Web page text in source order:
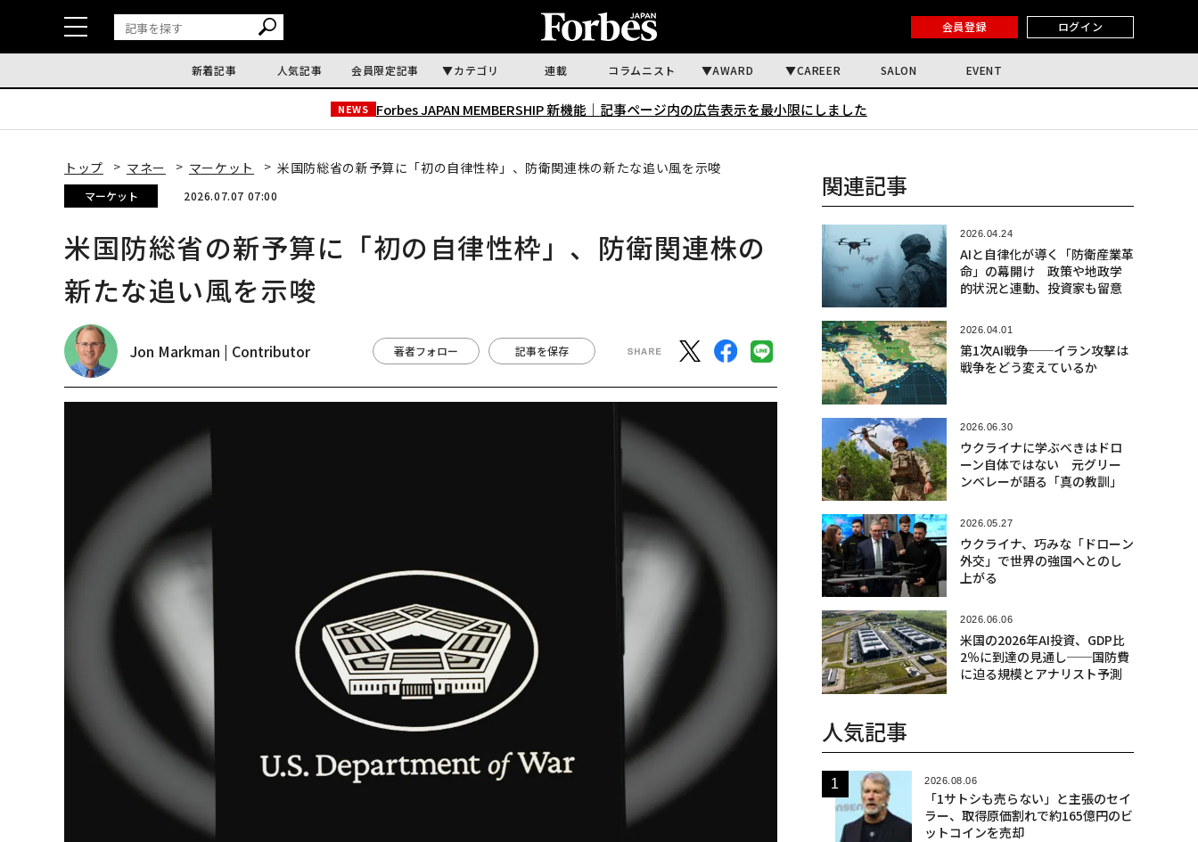
会員登録 ログイン
新着記事 人気記事 会員限定記事 カテゴリ 連載 コラムニスト AWARD CAREER SALON EVENT
NEWS Forbes JAPAN MEMBERSHIP 新機能｜ 記事ページ内の広告表示を最小限にしました
トップ マネー マーケット 米国防総省の新予算に「初の自律性枠」、防衛関連株の新たな追い風を示唆
マーケット 2026.07.07 07:00
米国防総省の新予算に「初の自律性枠」、防衛関連株の
新たな追い風を示唆
Jon Markman | Contributor 著者フォロー 記事を保存
関連記事
2026.04.24
AIと自律化が導く「防衛産業革
命」の幕開け 政策や地政学
的状況と連動、投資家も留意
2026.04.01
第1次AI戦争──イラン攻撃は
戦争をどう変えているか
2026.06.30
ウクライナに学ぶべきはドロ
ーン自体ではない 元グリー
ンベレーが語る「真の教訓」
2026.05.27
ウクライナ、巧みな「ドローン
外交」で世界の強国へとのし
上がる
2026.06.06
米国の2026年AI投資、GDP比
2％に到達の見通し──国防費
に迫る規模とアナリスト予測
人気記事
2026.08.06
「1サトシも売らない」と主張のセイ
ラー、取得原価割れで約165億円のビ
ットコインを売却